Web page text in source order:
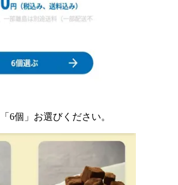
6個」お選びください。